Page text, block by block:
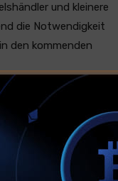
und kleinere
die Notwendigkeit
den kommenden
dramatischen
den Markt einführt.